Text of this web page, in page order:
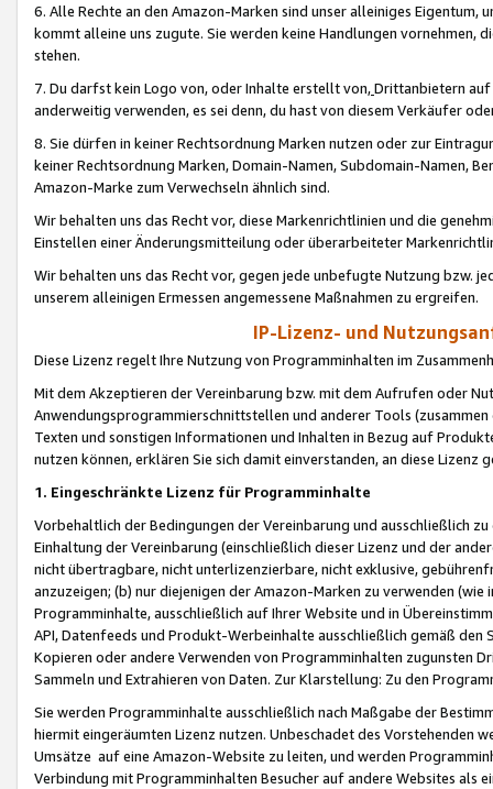
6. Alle Rechte an den Amazon-Marken sind unser alleiniges
kommt alleine uns zugute. Sie werden keine Handlungen vornehmen,
stehen.
7. Du darfst kein Logo von, oder Inhalte erstellt von,Drittanbietern auf
anderweitig verwenden, es sei denn, du hast von diesem Verkäufer
8. Sie dürfen in keiner Rechtsordnung Marken nutzen oder zur
keiner Rechtsordnung Marken, Domain-Namen, Subdomain-Namen,
Amazon-Marke zum Verwechseln ähnlich sind.
Wir behalten uns das Recht vor, diese Markenrichtlinien und die
Einstellen einer Änderungsmitteilung oder überarbeiteter
Wir behalten uns das Recht vor, gegen jede unbefugte Nutzung bzw.
unserem alleinigen Ermessen angemessene Maßnahmen zu ergreifen.
IP-Lizenz- und
Diese Lizenz regelt Ihre Nutzung von Programminhalten im
Mit dem Akzeptieren der Vereinbarung bzw. mit dem Aufrufen oder
Anwendungsprogrammierschnittstellen und anderer Tools (zusammen
Texten und sonstigen Informationen und Inhalten in Bezug auf
nutzen können, erklären Sie sich damit einverstanden, an diese Lizenz
1. Eingeschränkte Lizenz für Programminhalte
Vorbehaltlich der Bedingungen der Vereinbarung und ausschließlich
Einhaltung der Vereinbarung (einschließlich dieser Lizenz und der
nicht übertragbare, nicht unterlizenzierbare, nicht exklusive,
anzuzeigen; (b) nur diejenigen der Amazon-Marken zu verwenden
Programminhalte, ausschließlich auf Ihrer Website und in
API, Datenfeeds und Produkt-Werbeinhalte ausschließlich gemäß
Kopieren oder andere Verwenden von Programminhalten zugunsten
Sammeln und Extrahieren von Daten. Zur Klarstellung: Zu den
Sie werden Programminhalte ausschließlich nach Maßgabe der
hiermit eingeräumten Lizenz nutzen. Unbeschadet des Vorstehenden
Umsätze auf eine Amazon-Website zu leiten, und werden
Verbindung mit Programminhalten Besucher auf andere Websites als